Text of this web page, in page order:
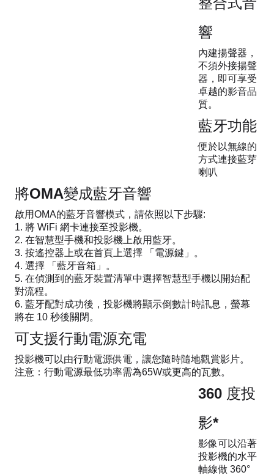
響
內建揚聲器，
不須外接揚聲
器，即可享受
卓越的影音品
質。
藍牙功能
便於以無線的
方式連接藍芽
喇叭
將OMA變成藍牙音響
啟用OMA的藍牙音響模式，請依照以下步驟:
將 WiFi 網卡連接至投影機。
在智慧型手機和投影機上啟用藍牙。
按遙控器上或在首頁上選擇 「電源鍵」。
選擇 「藍牙音箱」。
在偵測到的藍牙裝置清單中選擇智慧型手機以開始配
對流程。
藍牙配對成功後，投影機將顯示倒數計時訊息，螢幕
將在 10 秒後關閉。
可支援行動電源充電
投影機可以由行動電源供電，讓您隨時隨地觀賞影片。
注意：行動電源最低功率需為65W或更高的瓦數。
360 度投
影*
影像可以沿著
投影機的水平
軸線做 360°